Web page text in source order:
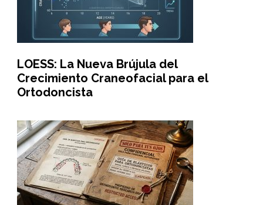
LOESS: La Nueva Brújula del
Crecimiento Craneofacial para el
Ortodoncista